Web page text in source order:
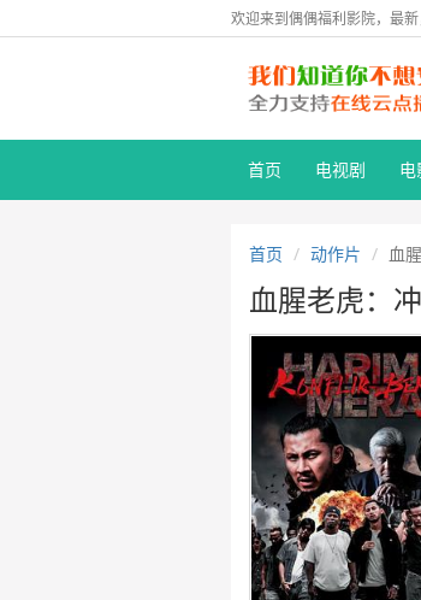
欢迎来到偶偶福利影院，最
首页 电视剧 电
首页 动作片 血
血腥老虎：